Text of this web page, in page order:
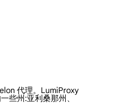
代理。LumiProxy
些州:亚利桑那州、